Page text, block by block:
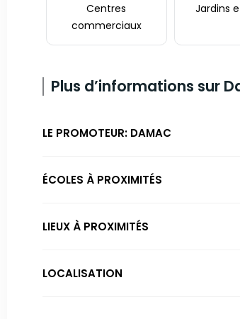
Centres
commerciaux
Jardins
Plus d’informations sur
LE PROMOTEUR: DAMAC
ÉCOLES À PROXIMITÉS
LIEUX À PROXIMITÉS
LOCALISATION